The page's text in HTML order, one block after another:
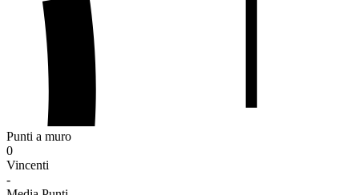
Punti a muro
0
Vincenti
-